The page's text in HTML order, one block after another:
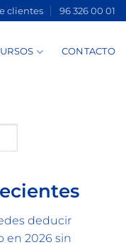
clientes 96 326 00 01
CONTACTO
deducir
en 2026 sin